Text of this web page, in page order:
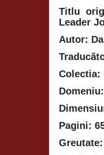
Titlu
Leader
Autor:
Colectia:
Pagini: